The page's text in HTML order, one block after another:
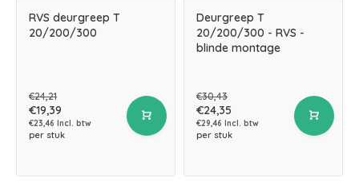
RVS deurgreep T
20/200/300
€24,21
€19,39
€23,46 Incl. btw
per stuk
Deurgreep T
20/200/300 - RVS -
blinde montage
€30,43
€24,35
€29,46 Incl. btw
per stuk